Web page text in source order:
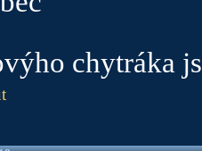
chytráka